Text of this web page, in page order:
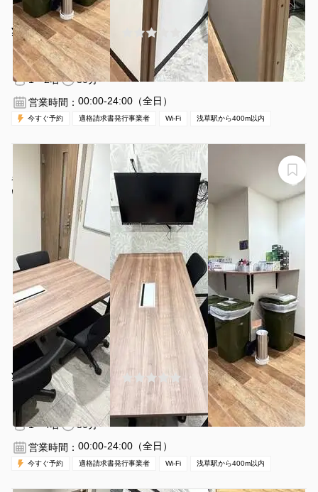
¥660 〜 ¥660 /時間
(0件)
浅草駅 徒歩1
分
東京都台東区雷門東京都台東区雷門2丁目19-
16
1〜2名
30分〜
営業時間： 00:00-24:00（全日）
今すぐ予約 適格請求書発行事業者 Wi-Fi 浅草駅から400m以内
【浅草駅から徒歩1分】モニター・フリードリンク付き4
名会議室（Room E）
いいオフィス浅草Room E
¥880 〜 ¥880 /時間
(0件)
浅草駅 徒歩1
分
東京都台東区雷門東京都台東区雷門2丁目19-
1〜4名
30分〜
営業時間： 00:00-24:00（全日）
今すぐ予約 適格請求書発行事業者 Wi-Fi 浅草駅から400m以内